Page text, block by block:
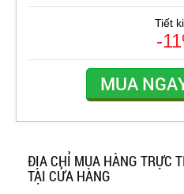
Tiết
-
MUA
ĐỊA CHỈ MUA HÀNG TRỰC
TẠI CỬA HÀNG